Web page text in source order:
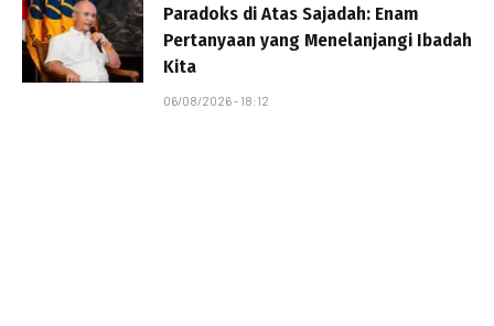
Paradoks di Atas Sajadah: Enam
Pertanyaan yang Menelanjangi Ibadah
Kita
06/08/2026 - 18:12